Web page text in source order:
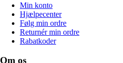
Min konto
Hjælpecenter
Følg min ordre
Returnér min ordre
Rabatkoder
Om os